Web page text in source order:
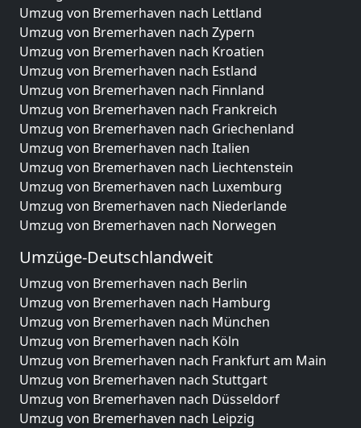
Umzug von Bremerhaven nach Lettland
Umzug von Bremerhaven nach Zypern
Umzug von Bremerhaven nach Kroatien
Umzug von Bremerhaven nach Estland
Umzug von Bremerhaven nach Finnland
Umzug von Bremerhaven nach Frankreich
Umzug von Bremerhaven nach Griechenland
Umzug von Bremerhaven nach Italien
Umzug von Bremerhaven nach Liechtenstein
Umzug von Bremerhaven nach Luxemburg
Umzug von Bremerhaven nach Niederlande
Umzug von Bremerhaven nach Norwegen
Umzüge-Deutschlandweit
Umzug von Bremerhaven nach Berlin
Umzug von Bremerhaven nach Hamburg
Umzug von Bremerhaven nach München
Umzug von Bremerhaven nach Köln
Umzug von Bremerhaven nach Frankfurt am Main
Umzug von Bremerhaven nach Stuttgart
Umzug von Bremerhaven nach Düsseldorf
Umzug von Bremerhaven nach Leipzig